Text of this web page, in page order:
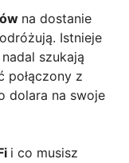
na dostanie
Istnieje
szukają
połączony z
dolara na swoje
i co musisz